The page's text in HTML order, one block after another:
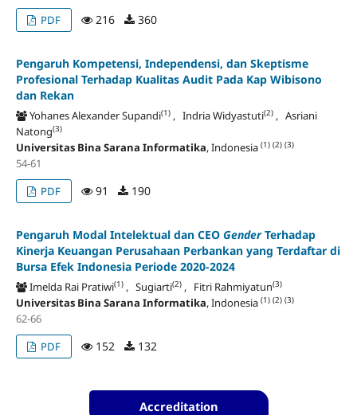
PDF
216 360
Pengaruh Kompetensi, Independensi, dan Skeptisme
Profesional Terhadap Kualitas Audit Pada Kap Wibisono
dan Rekan
Yohanes Alexander Supandi(1), Indria Widyastuti(2), Asriani
Natong(3)
Universitas Bina Sarana Informatika, Indonesia (1) (2) (3)
54-61
PDF
91 190
Pengaruh Modal Intelektual dan CEO GenderTerhadap
Kinerja Keuangan Perusahaan Perbankan yang Terdaftar di
Bursa Efek Indonesia Periode 2020-2024
Imelda Rai Pratiwi(1), Sugiarti(2), Fitri Rahmiyatun(3)
Universitas Bina Sarana Informatika, Indonesia (1) (2) (3)
62-66
PDF
152 132
Accreditation